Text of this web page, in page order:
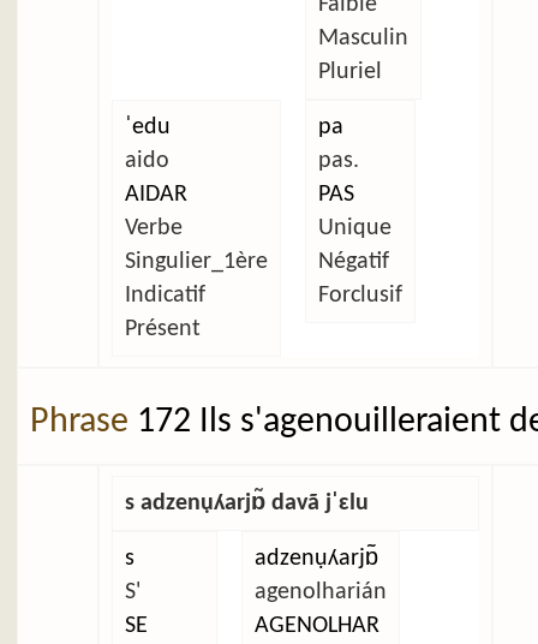
Masculin
Pluriel
ˈedu
aido
AIDAR
Verbe
Singulier_1ère
Indicatif
Présent
pa
pas.
PAS
Unique
Négatif
Forclusif
Phrase 172 Ils s'agenouilleraient
s adzenụʎarjɒ̃ davã jˈɛlu
s
S'
SE
adzenụʎarjɒ̃
agenolharián
AGENOLHAR